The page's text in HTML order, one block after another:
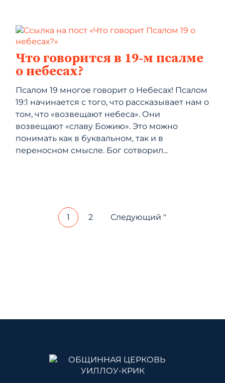
Что говорится в 19-м псалме
о небесах?
Псалом 19 многое говорит о Небесах! Псалом
19:1 начинается с того, что рассказывает нам о
том, что «возвещают небеса». Они
возвещают «славу Божию». Это можно
понимать как в буквальном, так и в
переносном смысле. Бог сотворил...
1 2 Следующий "